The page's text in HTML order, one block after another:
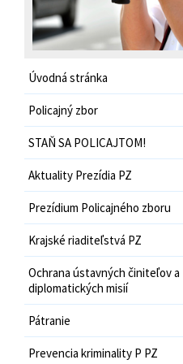
Úvodná stránka
Policajný zbor
STAŇ SA POLICAJTOM!
Aktuality Prezídia PZ
Prezídium Policajného zboru
Krajské riaditeľstvá PZ
Ochrana ústavných činiteľov a
diplomatických misií
Pátranie
Prevencia kriminality P PZ